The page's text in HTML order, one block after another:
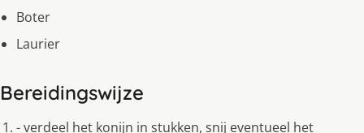
Boter
Laurier
Bereidingswijze
- verdeel het konijn in stukken, snij eventueel het